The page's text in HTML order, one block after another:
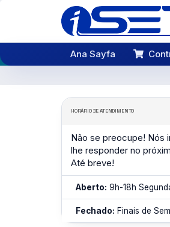
Ana Sayfa
HORÁRIO DE ATENDIMENTO
Não se preocupe! Nós
lhe responder no
Até breve!
Aberto: 9h-18h
Fechado: Finais de